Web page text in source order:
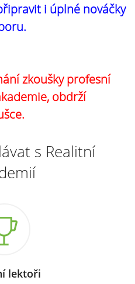
i úplné nováčky
zkoušky profesní
obdrží
s Realitní
lektoři